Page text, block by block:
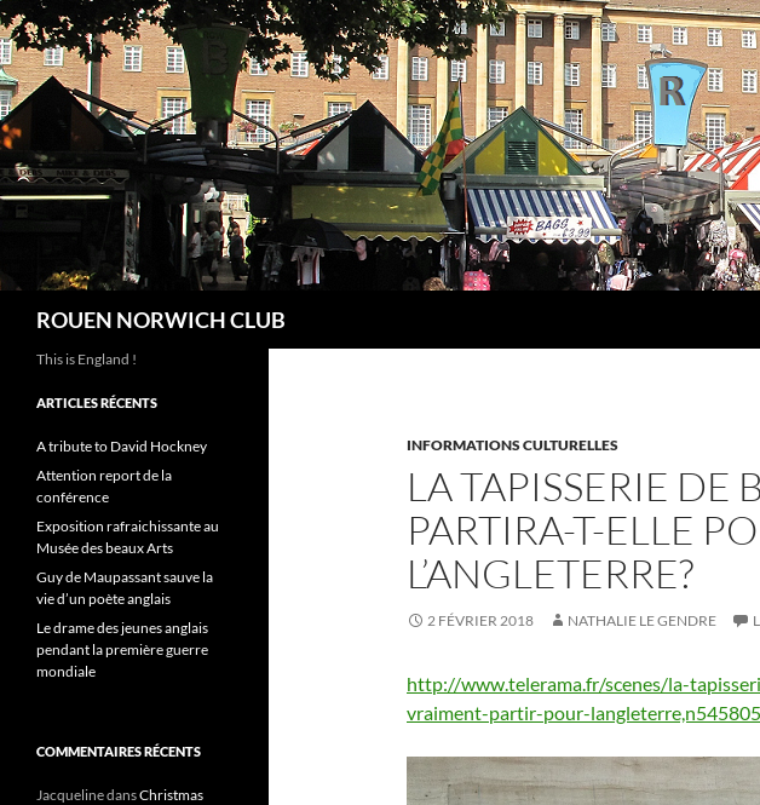
Aller
au
contenu
ROUEN NORWICH CLUB
INFORMATIONS CULTURELLES
LA TAPISSERIE DE
PARTIRA-T-ELLE
L’ANGLETERRE?
2 FÉVRIER 2018 NATHALIE LE GENDRE
http://www.telerama.fr/scenes/la-
vraiment-partir-pour-
This is England !
ARTICLES RÉCENTS
A tribute to David Hockney
Attention report de la
conférence
Exposition rafraichissante au
Musée des beaux Arts
Guy de Maupassant sauve la
vie d’un poète anglais
Le drame des jeunes anglais
pendant la première guerre
mondiale
COMMENTAIRES RÉCENTS
JacquelinedansChristmas